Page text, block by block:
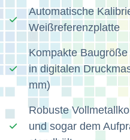
Automatische
Weißreferenzplatte
Kompakte
in digitalen
mm)
Robuste
und sogar dem